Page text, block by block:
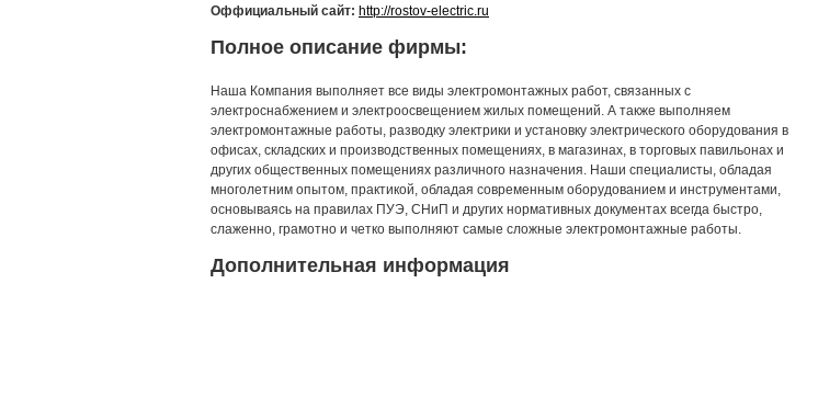
Оффициальный сайт: http://rostov-electric.ru
Полное описание фирмы:
Наша Компания выполняет все виды электромонтажных работ, связанных с
электроснабжением и электроосвещением жилых помещений. А также выполняем
электромонтажные работы, разводку электрики и установку электрического оборудования в
офисах, складских и производственных помещениях, в магазинах, в торговых павильонах и
других общественных помещениях различного назначения. Наши специалисты, обладая
многолетним опытом, практикой, обладая современным оборудованием и инструментами,
основываясь на правилах ПУЭ, СНиП и других нормативных документах всегда быстро,
слаженно, грамотно и четко выполняют самые сложные электромонтажные работы.
Дополнительная информация